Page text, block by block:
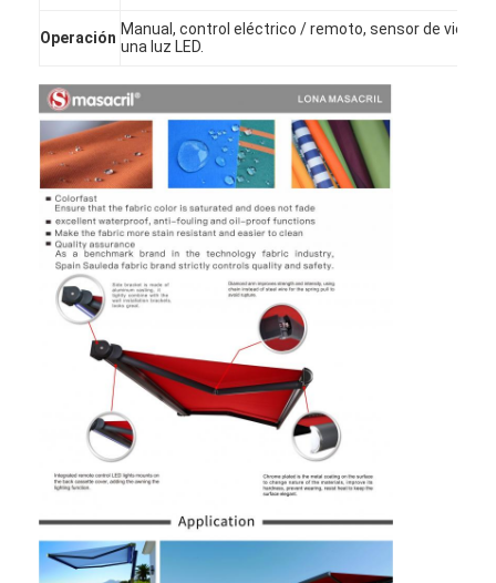
En casa.
Los vídeos
Operación Manual, control eléctrico / remoto, sensor de viento
una luz LED.